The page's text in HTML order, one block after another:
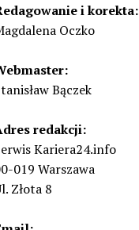
i korekta:
Oczko
Bączek
redakcji:
Kariera24.info
019 Warszawa
Złota 8